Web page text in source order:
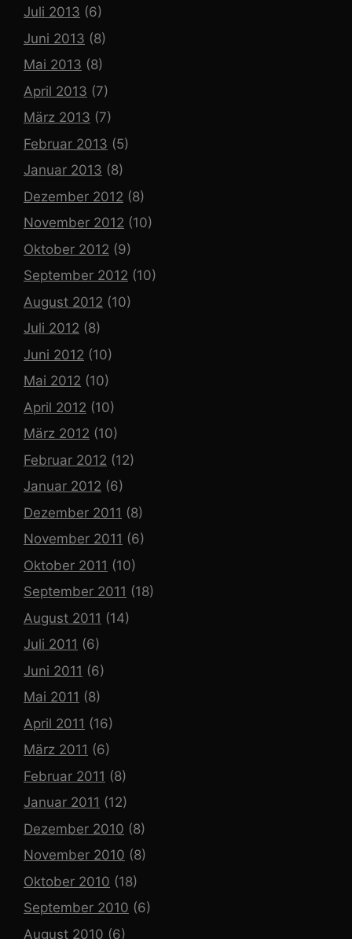
Juli 2013 (6)
Juni 2013 (8)
Mai 2013 (8)
April 2013 (7)
März 2013 (7)
Februar 2013 (5)
Januar 2013 (8)
Dezember 2012 (8)
November 2012 (10)
Oktober 2012 (9)
September 2012 (10)
August 2012 (10)
Juli 2012 (8)
Juni 2012 (10)
Mai 2012 (10)
April 2012 (10)
März 2012 (10)
Februar 2012 (12)
Januar 2012 (6)
Dezember 2011 (8)
November 2011 (6)
Oktober 2011 (10)
September 2011 (18)
August 2011 (14)
Juli 2011 (6)
Juni 2011 (6)
Mai 2011 (8)
April 2011 (16)
März 2011 (6)
Februar 2011 (8)
Januar 2011 (12)
Dezember 2010 (8)
November 2010 (8)
Oktober 2010 (18)
September 2010 (6)
August 2010 (6)